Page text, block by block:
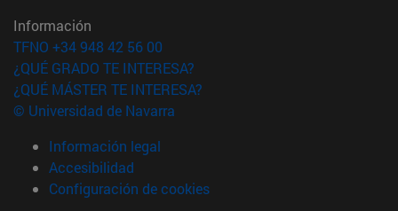
Información
TFNO +34 948 42 56 00
¿QUÉ GRADO TE INTERESA?
¿QUÉ MÁSTER TE INTERESA?
© Universidad de Navarra
Información legal
Accesibilidad
Configuración de cookies